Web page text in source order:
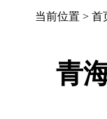
当前位置 > 首
青